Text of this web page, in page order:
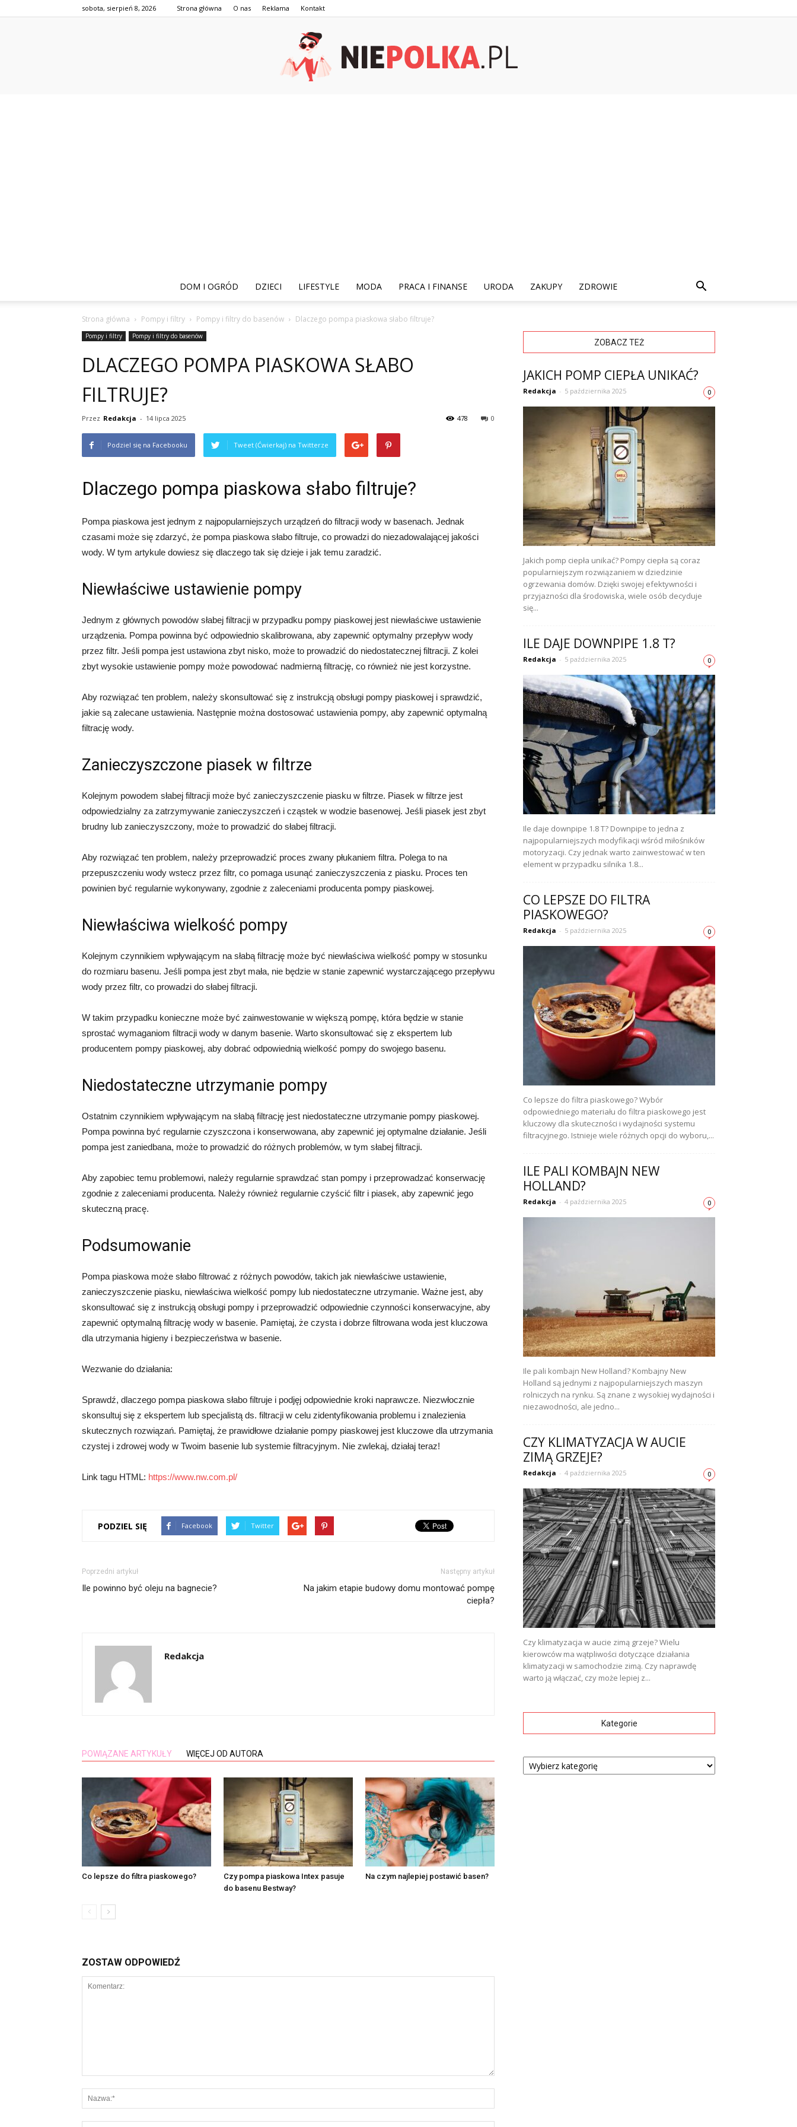
sobota, sierpień 8, 2026 Strona główna O nas Reklama Kontakt
DOM I OGRÓD DZIECI LIFESTYLE MODA PRACA I FINANSE URODA ZAKUPY ZDROWIE
Strona główna Pompy i filtry Pompy i filtry do basenów Dlaczego pompa piaskowa słabo filtruje?
Pompy i filtry Pompy i filtry do basenów
DLACZEGO POMPA PIASKOWA SŁABO
FILTRUJE?
Przez Redakcja - 14 lipca 2025 0
478
Podziel się na Facebooku Tweet (Ćwierkaj) na Twitterze
Dlaczego pompa piaskowa słabo filtruje?
Pompa piaskowa jest jednym z najpopularniejszych urządzeń do filtracji wody w basenach. Jednak
czasami może się zdarzyć, że pompa piaskowa słabo filtruje, co prowadzi do niezadowalającej jakości
wody. W tym artykule dowiesz się dlaczego tak się dzieje i jak temu zaradzić.
Niewłaściwe ustawienie pompy
Jednym z głównych powodów słabej filtracji w przypadku pompy piaskowej jest niewłaściwe ustawienie
urządzenia. Pompa powinna być odpowiednio skalibrowana, aby zapewnić optymalny przepływ wody
przez filtr. Jeśli pompa jest ustawiona zbyt nisko, może to prowadzić do niedostatecznej filtracji. Z kolei
zbyt wysokie ustawienie pompy może powodować nadmierną filtrację, co również nie jest korzystne.
Aby rozwiązać ten problem, należy skonsultować się z instrukcją obsługi pompy piaskowej i sprawdzić,
jakie są zalecane ustawienia. Następnie można dostosować ustawienia pompy, aby zapewnić optymalną
filtrację wody.
Zanieczyszczone piasek w filtrze
Kolejnym powodem słabej filtracji może być zanieczyszczenie piasku w filtrze. Piasek w filtrze jest
odpowiedzialny za zatrzymywanie zanieczyszczeń i cząstek w wodzie basenowej. Jeśli piasek jest zbyt
brudny lub zanieczyszczony, może to prowadzić do słabej filtracji.
Aby rozwiązać ten problem, należy przeprowadzić proces zwany płukaniem filtra. Polega to na
przepuszczeniu wody wstecz przez filtr, co pomaga usunąć zanieczyszczenia z piasku. Proces ten
powinien być regularnie wykonywany, zgodnie z zaleceniami producenta pompy piaskowej.
Niewłaściwa wielkość pompy
Kolejnym czynnikiem wpływającym na słabą filtrację może być niewłaściwa wielkość pompy w stosunku
do rozmiaru basenu. Jeśli pompa jest zbyt mała, nie będzie w stanie zapewnić wystarczającego przepływu
wody przez filtr, co prowadzi do słabej filtracji.
W takim przypadku konieczne może być zainwestowanie w większą pompę, która będzie w stanie
sprostać wymaganiom filtracji wody w danym basenie. Warto skonsultować się z ekspertem lub
producentem pompy piaskowej, aby dobrać odpowiednią wielkość pompy do swojego basenu.
Niedostateczne utrzymanie pompy
Ostatnim czynnikiem wpływającym na słabą filtrację jest niedostateczne utrzymanie pompy piaskowej.
Pompa powinna być regularnie czyszczona i konserwowana, aby zapewnić jej optymalne działanie. Jeśli
pompa jest zaniedbana, może to prowadzić do różnych problemów, w tym słabej filtracji.
Aby zapobiec temu problemowi, należy regularnie sprawdzać stan pompy i przeprowadzać konserwację
zgodnie z zaleceniami producenta. Należy również regularnie czyścić filtr i piasek, aby zapewnić jego
skuteczną pracę.
Podsumowanie
Pompa piaskowa może słabo filtrować z różnych powodów, takich jak niewłaściwe ustawienie,
zanieczyszczenie piasku, niewłaściwa wielkość pompy lub niedostateczne utrzymanie. Ważne jest, aby
skonsultować się z instrukcją obsługi pompy i przeprowadzić odpowiednie czynności konserwacyjne, aby
zapewnić optymalną filtrację wody w basenie. Pamiętaj, że czysta i dobrze filtrowana woda jest kluczowa
dla utrzymania higieny i bezpieczeństwa w basenie.
Wezwanie do działania:
Sprawdź, dlaczego pompa piaskowa słabo filtruje i podjęj odpowiednie kroki naprawcze. Niezwłocznie
skonsultuj się z ekspertem lub specjalistą ds. filtracji w celu zidentyfikowania problemu i znalezienia
skutecznych rozwiązań. Pamiętaj, że prawidłowe działanie pompy piaskowej jest kluczowe dla utrzymania
czystej i zdrowej wody w Twoim basenie lub systemie filtracyjnym. Nie zwlekaj, działaj teraz!
Link tagu HTML: https://www.nw.com.pl/
PODZIEL SIĘ Facebook Twitter
Poprzedni artykuł
Ile powinno być oleju na bagnecie?
Następny artykuł
Na jakim etapie budowy domu montować pompę
ciepła?
Redakcja
POWIĄZANE ARTYKUŁY WIĘCEJ OD AUTORA
Co lepsze do filtra piaskowego?
Czy pompa piaskowa Intex pasuje
do basenu Bestway?
Na czym najlepiej postawić basen?
ZOSTAW ODPOWIEDŹ
ZOBACZ TEŻ
JAKICH POMP CIEPŁA UNIKAĆ?
Redakcja - 5 października 2025 0
Jakich pomp ciepła unikać? Pompy ciepła są coraz
popularniejszym rozwiązaniem w dziedzinie
ogrzewania domów. Dzięki swojej efektywności i
przyjazności dla środowiska, wiele osób decyduje
się...
ILE DAJE DOWNPIPE 1.8 T?
Redakcja - 5 października 2025 0
Ile daje downpipe 1.8 T? Downpipe to jedna z
najpopularniejszych modyfikacji wśród miłośników
motoryzacji. Czy jednak warto zainwestować w ten
element w przypadku silnika 1.8...
CO LEPSZE DO FILTRA
PIASKOWEGO?
Redakcja - 5 października 2025 0
Co lepsze do filtra piaskowego? Wybór
odpowiedniego materiału do filtra piaskowego jest
kluczowy dla skuteczności i wydajności systemu
filtracyjnego. Istnieje wiele różnych opcji do wyboru,...
ILE PALI KOMBAJN NEW
HOLLAND?
Redakcja - 4 października 2025 0
Ile pali kombajn New Holland? Kombajny New
Holland są jednymi z najpopularniejszych maszyn
rolniczych na rynku. Są znane z wysokiej wydajności i
niezawodności, ale jedno...
CZY KLIMATYZACJA W AUCIE
ZIMĄ GRZEJE?
Redakcja - 4 października 2025 0
Czy klimatyzacja w aucie zimą grzeje? Wielu
kierowców ma wątpliwości dotyczące działania
klimatyzacji w samochodzie zimą. Czy naprawdę
warto ją włączać, czy może lepiej z...
Kategorie
Kategorie